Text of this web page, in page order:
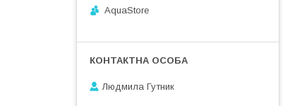
AquaStore
Людмила Гутник